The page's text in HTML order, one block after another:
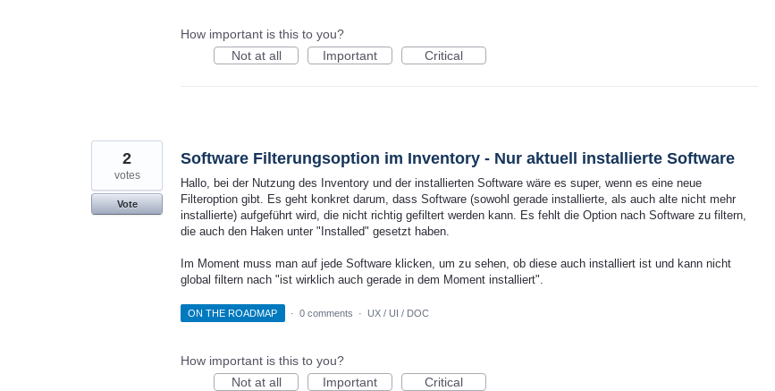
How important is this to you?
Not at all
Important Critical
Software Filterungsoption im Inventory - Nur aktuell installierte Software
Hallo, bei der Nutzung des Inventory und der installierten Software wäre es super, wenn es eine neue
Filteroption gibt. Es geht konkret darum, dass Software (sowohl gerade installierte, als auch alte nicht mehr
installierte) aufgeführt wird, die nicht richtig gefiltert werden kann. Es fehlt die Option nach Software zu filtern,
die auch den Haken unter "Installed" gesetzt haben.
Im Moment muss man auf jede Software klicken, um zu sehen, ob diese auch installiert ist und kann nicht
global filtern nach "ist wirklich auch gerade in dem Moment installiert".
2
votes
Vote
ON THE ROADMAP · 0 comments · UX / UI / DOC
How important is this to you?
Not at all
Important Critical